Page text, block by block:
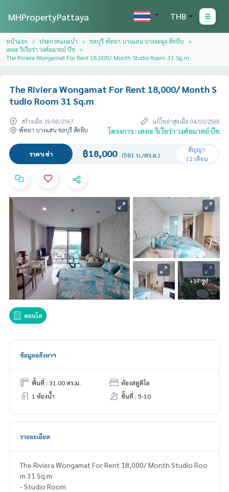
MHPropertyPattaya THB
หน้าแรก ประกาศแนะนำ
ชลบุรี พัทยา บางแสน บางละมุง สัตหีบ
เดอะ ริเวียร่า วงศ์อมาตย์ บีช
The Riviera Wongamat For Rent 18,000/ Month Studio Room 31 Sq.m
The Riviera Wongamat For Rent 18,000/ Month S
tudio Room 31 Sq.m
สร้างเมื่อ 19/08/2567
แก้ไขล่าสุดเมื่อ 04/03/2568
พัทยา บางแสน ชลบุรี สัตหีบ
โครงการ : เดอะ ริเวียร่า วงศ์อมาตย์ บีช
ราคาเช่า ฿18,000 (581 บ./ตร.ม.)
สัญญา
12 เดือน
+17 รูป
คอนโด
ข้อมูลอสังหาฯ
พื้นที่ : 31.00 ตร.ม.
ห้องสตูดิโอ
1 ห้องน้ำ
ชั้นที่ : 5-10
รายละเอียด
The Riviera Wongamat For Rent 18,000/ Month Studio Roo
m 31 Sq.m
- Studio Room